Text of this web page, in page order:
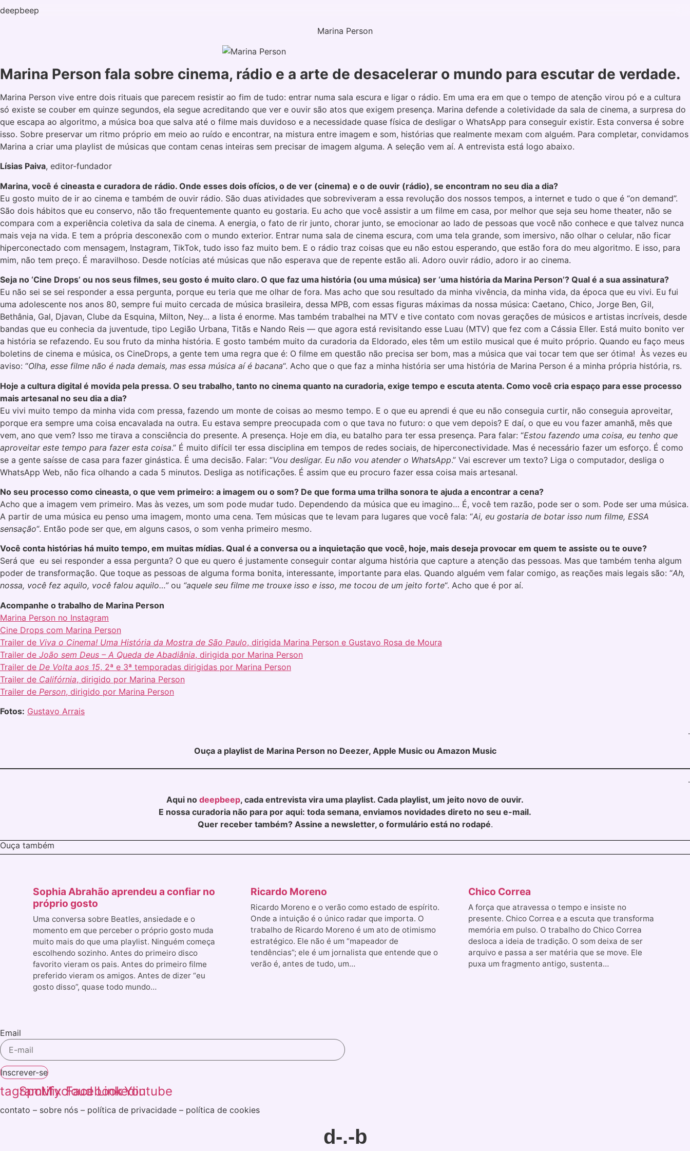
Skip
deepbeep
Marina Person
Marina Person fala sobre cinema, rádio e a arte de desacelerar o mundo para escutar de verdade.
Marina Person vive entre dois rituais que parecem resistir ao fim de tudo: entrar numa sala escura e ligar o rádio. Em uma era em que o tempo de atenção virou pó e a cultura
só existe se couber em quinze segundos, ela segue acreditando que ver e ouvir são atos que exigem presença. Marina defende a coletividade da sala de cinema, a surpresa do
que escapa ao algoritmo, a música boa que salva até o filme mais duvidoso e a necessidade quase física de desligar o WhatsApp para conseguir existir. Esta conversa é sobre
isso. Sobre preservar um ritmo próprio em meio ao ruído e encontrar, na mistura entre imagem e som, histórias que realmente mexam com alguém. Para completar, convidamos
Marina a criar uma playlist de músicas que contam cenas inteiras sem precisar de imagem alguma. A seleção vem aí. A entrevista está logo abaixo.
Lísias Paiva, editor-fundador
Marina, você é cineasta e curadora de rádio. Onde esses dois ofícios, o de ver (cinema) e o de ouvir (rádio), se encontram no seu dia a dia?
Eu gosto muito de ir ao cinema e também de ouvir rádio. São duas atividades que sobreviveram a essa revolução dos nossos tempos, a internet e tudo o que é “on demand”.
São dois hábitos que eu conservo, não tão frequentemente quanto eu gostaria. Eu acho que você assistir a um filme em casa, por melhor que seja seu home theater, não se
compara com a experiência coletiva da sala de cinema. A energia, o fato de rir junto, chorar junto, se emocionar ao lado de pessoas que você não conhece e que talvez nunca
mais veja na vida. E tem a própria desconexão com o mundo exterior. Entrar numa sala de cinema escura, com uma tela grande, som imersivo, não olhar o celular, não ficar
hiperconectado com mensagem, Instagram, TikTok, tudo isso faz muito bem. E o rádio traz coisas que eu não estou esperando, que estão fora do meu algoritmo. E isso, para
mim, não tem preço. É maravilhoso. Desde notícias até músicas que não esperava que de repente estão ali. Adoro ouvir rádio, adoro ir ao cinema.
Seja no ‘Cine Drops’ ou nos seus filmes, seu gosto é muito claro. O que faz uma história (ou uma música) ser ‘uma história da Marina Person’? Qual é a sua assinatura?
Eu não sei se sei responder a essa pergunta, porque eu teria que me olhar de fora. Mas acho que sou resultado da minha vivência, da minha vida, da época que eu vivi. Eu fui
uma adolescente nos anos 80, sempre fui muito cercada de música brasileira, dessa MPB, com essas figuras máximas da nossa música: Caetano, Chico, Jorge Ben, Gil,
Bethânia, Gal, Djavan, Clube da Esquina, Milton, Ney… a lista é enorme. Mas também trabalhei na MTV e tive contato com novas gerações de músicos e artistas incríveis, desde
bandas que eu conhecia da juventude, tipo Legião Urbana, Titãs e Nando Reis — que agora está revisitando esse Luau (MTV) que fez com a Cássia Eller. Está muito bonito ver
a história se refazendo. Eu sou fruto da minha história. E gosto também muito da curadoria da Eldorado, eles têm um estilo musical que é muito próprio. Quando eu faço meus
boletins de cinema e música, os CineDrops, a gente tem uma regra que é: O filme em questão não precisa ser bom, mas a música que vai tocar tem que ser ótima! Às vezes eu
aviso: “Olha, esse filme não é nada demais, mas essa música aí é bacana“. Acho que o que faz a minha história ser uma história de Marina Person é a minha própria história, rs.
Hoje a cultura digital é movida pela pressa. O seu trabalho, tanto no cinema quanto na curadoria, exige tempo e escuta atenta. Como você cria espaço para esse processo
mais artesanal no seu dia a dia?
Eu vivi muito tempo da minha vida com pressa, fazendo um monte de coisas ao mesmo tempo. E o que eu aprendi é que eu não conseguia curtir, não conseguia aproveitar,
porque era sempre uma coisa encavalada na outra. Eu estava sempre preocupada com o que tava no futuro: o que vem depois? E daí, o que eu vou fazer amanhã, mês que
vem, ano que vem? Isso me tirava a consciência do presente. A presença. Hoje em dia, eu batalho para ter essa presença. Para falar: “Estou fazendo uma coisa, eu tenho que
aproveitar este tempo para fazer esta coisa.” É muito difícil ter essa disciplina em tempos de redes sociais, de hiperconectividade. Mas é necessário fazer um esforço. É como
se a gente saísse de casa para fazer ginástica. É uma decisão. Falar: “Vou desligar. Eu não vou atender o WhatsApp.” Vai escrever um texto? Liga o computador, desliga o
WhatsApp Web, não fica olhando a cada 5 minutos. Desliga as notificações. É assim que eu procuro fazer essa coisa mais artesanal.
No seu processo como cineasta, o que vem primeiro: a imagem ou o som? De que forma uma trilha sonora te ajuda a encontrar a cena?
Acho que a imagem vem primeiro. Mas às vezes, um som pode mudar tudo. Dependendo da música que eu imagino… É, você tem razão, pode ser o som. Pode ser uma música.
A partir de uma música eu penso uma imagem, monto uma cena. Tem músicas que te levam para lugares que você fala: “Ai, eu gostaria de botar isso num filme, ESSA
sensação“. Então pode ser que, em alguns casos, o som venha primeiro mesmo.
Você conta histórias há muito tempo, em muitas mídias. Qual é a conversa ou a inquietação que você, hoje, mais deseja provocar em quem te assiste ou te ouve?
Será que eu sei responder a essa pergunta? O que eu quero é justamente conseguir contar alguma história que capture a atenção das pessoas. Mas que também tenha algum
poder de transformação. Que toque as pessoas de alguma forma bonita, interessante, importante para elas. Quando alguém vem falar comigo, as reações mais legais são: “Ah,
nossa, você fez aquilo, você falou aquilo…” ou “aquele seu filme me trouxe isso e isso, me tocou de um jeito forte“. Acho que é por aí.
Acompanhe o trabalho de Marina Person
Marina Person no Instagram
Cine Drops com Marina Person
Trailer de Viva o Cinema! Uma História da Mostra de São Paulo, dirigida Marina Person e Gustavo Rosa de Moura
Trailer de João sem Deus – A Queda de Abadiânia, dirigida por Marina Person
Trailer de De Volta aos 15, 2ª e 3ª temporadas dirigidas por Marina Person
Trailer de Califórnia, dirigido por Marina Person
Trailer de Person, dirigido por Marina Person
Fotos: Gustavo Arrais
.
Ouça a playlist de Marina Person no Deezer, Apple Music ou Amazon Music
.
Aqui no deepbeep, cada entrevista vira uma playlist. Cada playlist, um jeito novo de ouvir.
E nossa curadoria não para por aqui: toda semana, enviamos novidades direto no seu e-mail.
Quer receber também? Assine a newsletter, o formulário está no rodapé.
Ouça também
Sophia Abrahão aprendeu a confiar no
próprio gosto
Uma conversa sobre Beatles, ansiedade e o
momento em que perceber o próprio gosto muda
muito mais do que uma playlist. Ninguém começa
escolhendo sozinho. Antes do primeiro disco
favorito vieram os pais. Antes do primeiro filme
preferido vieram os amigos. Antes de dizer “eu
gosto disso”, quase todo mundo…
Ricardo Moreno
Ricardo Moreno e o verão como estado de espírito.
Onde a intuição é o único radar que importa. O
trabalho de Ricardo Moreno é um ato de otimismo
estratégico. Ele não é um “mapeador de
tendências”; ele é um jornalista que entende que o
verão é, antes de tudo, um…
Chico Correa
A força que atravessa o tempo e insiste no
presente. Chico Correa e a escuta que transforma
memória em pulso. O trabalho do Chico Correa
desloca a ideia de tradição. O som deixa de ser
arquivo e passa a ser matéria que se move. Ele
puxa um fragmento antigo, sustenta…
Email
Inscrever-se
SpotifyMixcloud
Facebook
LinkedinYoutube
contato – sobre nós – política de privacidade – política de cookies
d-.-b